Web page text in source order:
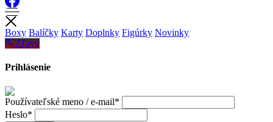
Boxy Balíčky Karty Doplnky Figúrky Novinky
Zľavy
Prihlásenie
Používateľské meno / e-mail*
Heslo*